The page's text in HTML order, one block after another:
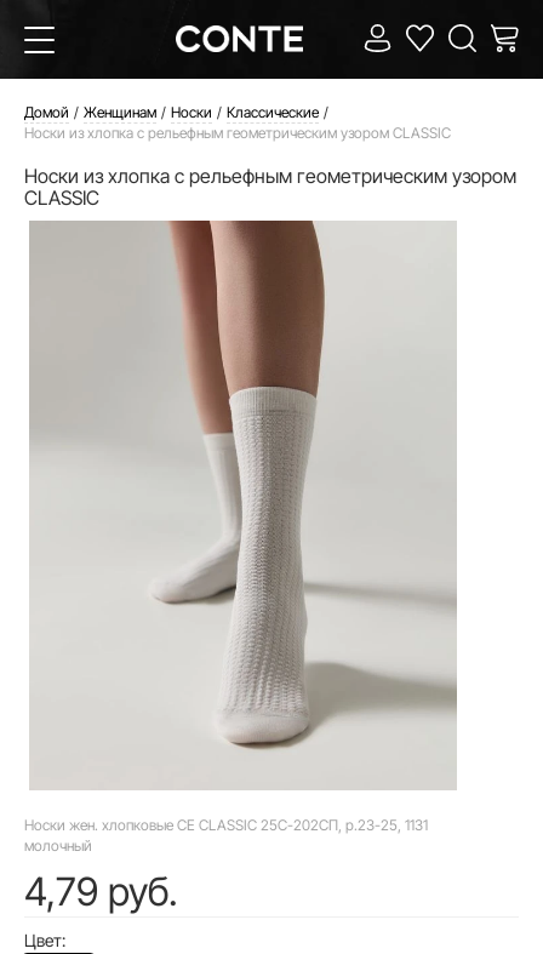
Домой Женщинам Носки
Классические
Носки из хлопка с рельефным геометрическим узором CLASSIC
Носки из хлопка с рельефным геометрическим узором
CLASSIC
Носки жен. хлопковые CE CLASSIC 25С-202СП, р.23-25, 1131
молочный
4,79 руб.
Цвет: